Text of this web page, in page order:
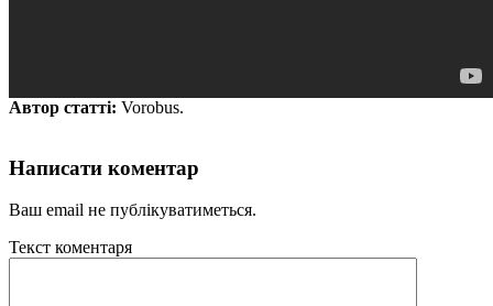
Автор статті: Vorobus.
Написати коментар
Ваш email не публікуватиметься.
Текст коментаря